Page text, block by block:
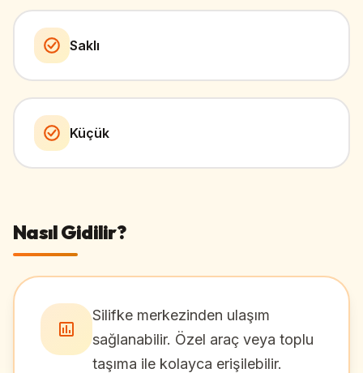
Saklı
Küçük
Nasıl Gidilir?
Silifke merkezinden ulaşım
sağlanabilir. Özel araç veya toplu
taşıma ile kolayca erişilebilir.